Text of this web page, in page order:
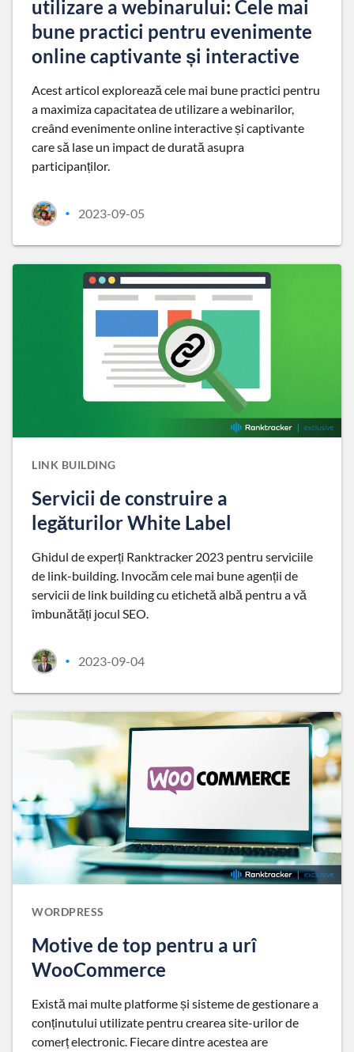
utilizare a webinarului: Cele mai
bune practici pentru evenimente
online captivante și interactive
Acest articol explorează cele mai bune practici pentru
a maximiza capacitatea de utilizare a webinarilor,
creând evenimente online interactive și captivante
care să lase un impact de durată asupra
participanților.
• 2023-09-05
LINK BUILDING
Servicii de construire a
legăturilor White Label
Ghidul de experți Ranktracker 2023 pentru serviciile
de link-building. Invocăm cele mai bune agenții de
servicii de link building cu etichetă albă pentru a vă
îmbunătăți jocul SEO.
• 2023-09-04
WORDPRESS
Motive de top pentru a urî
WooCommerce
Există mai multe platforme și sisteme de gestionare a
conținutului utilizate pentru crearea site-urilor de
comerț electronic. Fiecare dintre acestea are